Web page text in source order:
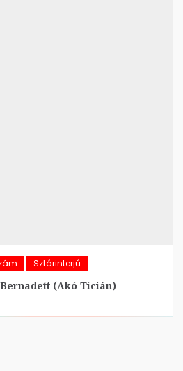
Sztárinterjú
(Akó Tícián)